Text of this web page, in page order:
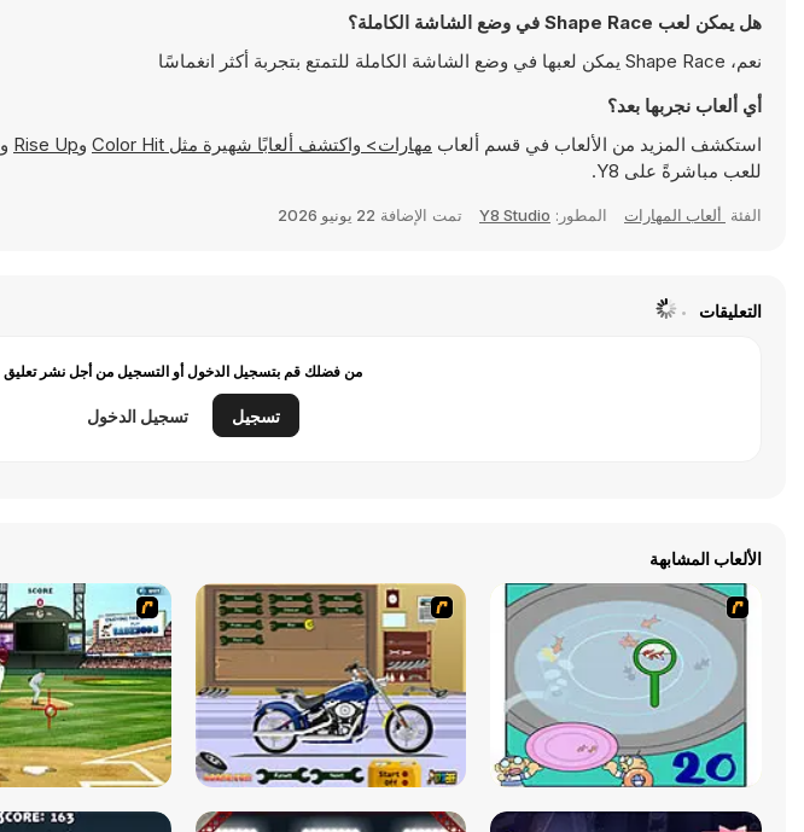
هل يمكن لعب Shape Race في وضع الشاشة الكاملة؟
نعم، Shape Race يمكن لعبها في وضع الشاشة الكاملة للتمتع بتجربة أكثر انغماسًا
أي ألعاب نجربها بعد؟
استكشف المزيد من الألعاب في قسم ألعاب مهارات> واكتشف ألعابًا شهيرة مثل Color Hit وRise Up و
للعب مباشرةً على Y8.
الفئة ألعاب المهارات المطور: Y8 Studio تمت الإضافة 22 يونيو 2026
التعليقات
من فضلك قم بتسجيل الدخول أو التسجيل من أجل نشر تعليق
تسجيل تسجيل الدخول
الألعاب المشابهة